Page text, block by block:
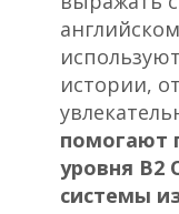
истории,
помогают
уровня B2
системы